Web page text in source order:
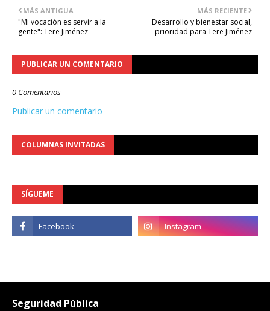
MÁS RECIENTE
Desarrollo y bienestar social,
prioridad para Tere Jiménez
MÁS ANTIGUA
"Mi vocación es servir a la
gente": Tere Jiménez
PUBLICAR UN COMENTARIO
0 Comentarios
Publicar un comentario
COLUMNAS INVITADAS
SÍGUEME
Seguridad Pública